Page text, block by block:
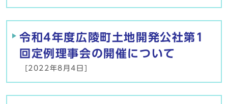
令和4年度広陵町土地開発公社第1
回定例理事会の開催について
[2022年8月4日]